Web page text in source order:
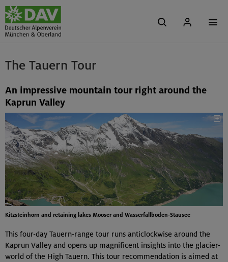
The Tauern Tour
An impressive mountain tour right around the
Kaprun Valley
Kitzsteinhorn and retaining lakes Mooser and Wasserfallboden-Stausee
This four-day Tauern-range tour runs anticlockwise around the
Kaprun Valley and opens up magnificent insights into the glacier-
world of the High Tauern. This tour recommendation is aimed at